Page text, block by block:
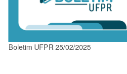
Boletim UFPR 25/02/2025